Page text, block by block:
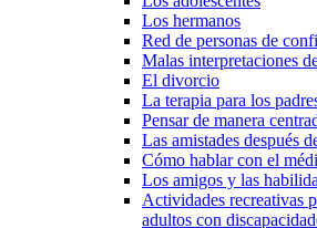
Los hermanos
Red de personas de
Malas interpretaciones
El divorcio
La terapia para los
Pensar de manera
Las amistades después
Cómo hablar con el
Los amigos y las
Actividades recreativas
adultos con